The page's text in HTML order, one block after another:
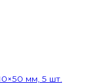
мм, 5 шт.